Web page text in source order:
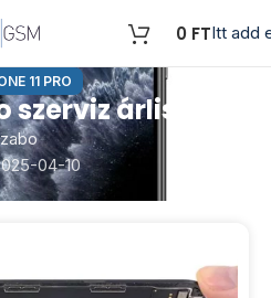
0 FTItt add
11 PRO
szerviz árlista
04-10